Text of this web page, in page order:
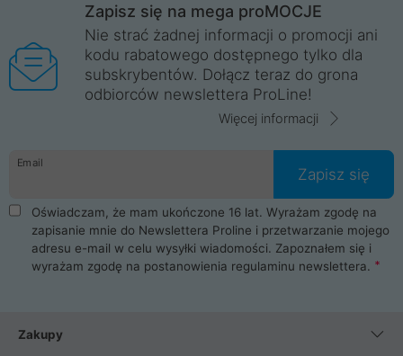
Wrocław, Poznań, Legnica, Katowice, Gliwice, Kalisz, Bytom,
Trzebnica, Opole. Szybka i profesjonalna obsługa!
ProLine to polska firma ze 100% polskim kapitałem. Działamy
legalnie i płacimy podatki w naszym kraju! Posiadamy siedzibę
główną w Mirkowie oraz salony na terenie kraju. Cała
komunikacja ze sklepem komputerowym ProLine jest
danych osobowych. Dlatego zakup notebooka albo laptopa w
ProLine to czysta przyjemność i pełne bezpieczeństwo.
Zaopatrzysz się u nas w akcesoria i części komputerowe
takie jak procesory, karty graficzne, płyty główne, pamięci,
dyski SSD, M.2 oraz HDD. Nasi pracownicy pomogą Ci wybrać
najlepszy zasilacz komputerowy oraz obudowę do komputera.
Poza komputerami mamy również najlepsze na rynku
Smartfony takich producentów jak Xiaomi, Apple, Samsung i
wentylatory. Na koniec mając już to wszystko, możesz
Zapisz się na mega proMOCJE
Nie strać żadnej informacji o promocji ani
kodu rabatowego dostępnego tylko dla
subskrybentów. Dołącz teraz do grona
odbiorców newslettera ProLine!
Więcej informacji
Email
Zapisz się
Oświadczam, że mam ukończone 16 lat. Wyrażam zgodę na
zapisanie mnie do Newslettera Proline i przetwarzanie mojego
adresu e-mail w celu wysyłki wiadomości. Zapoznałem się i
wyrażam zgodę na postanowienia regulaminu newslettera.
Zakupy